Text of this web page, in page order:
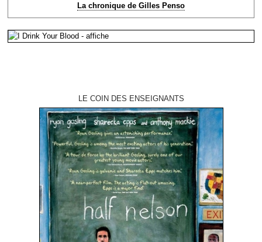
La chronique de Gilles Penso
LE COIN DES ENSEIGNANTS